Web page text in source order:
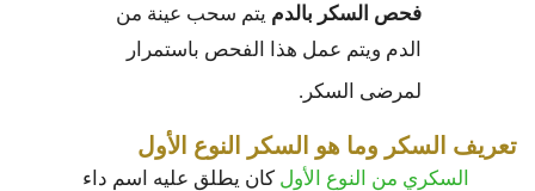
فحص السكر بالدم يتم سحب عينة من
الدم ويتم عمل هذا الفحص باستمرار
لمرضى السكر.
تعريف السكر وما هو السكر النوع الأول
السكري من النوع الأول كان يطلق عليه اسم داء